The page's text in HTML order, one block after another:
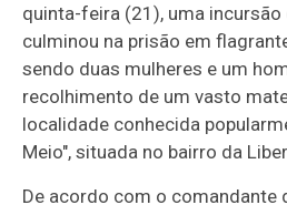
quinta-feira (21), uma incursão
culminou na prisão em
sendo duas mulheres e um
recolhimento de um vasto
localidade conhecida
Meio", situada no bairro da
De acordo com o comandante